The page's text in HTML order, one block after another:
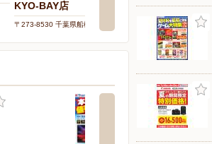
KYO-BAY店
〒273-8530 千葉県船橋市浜町2丁目1番1号 ららぽーとT